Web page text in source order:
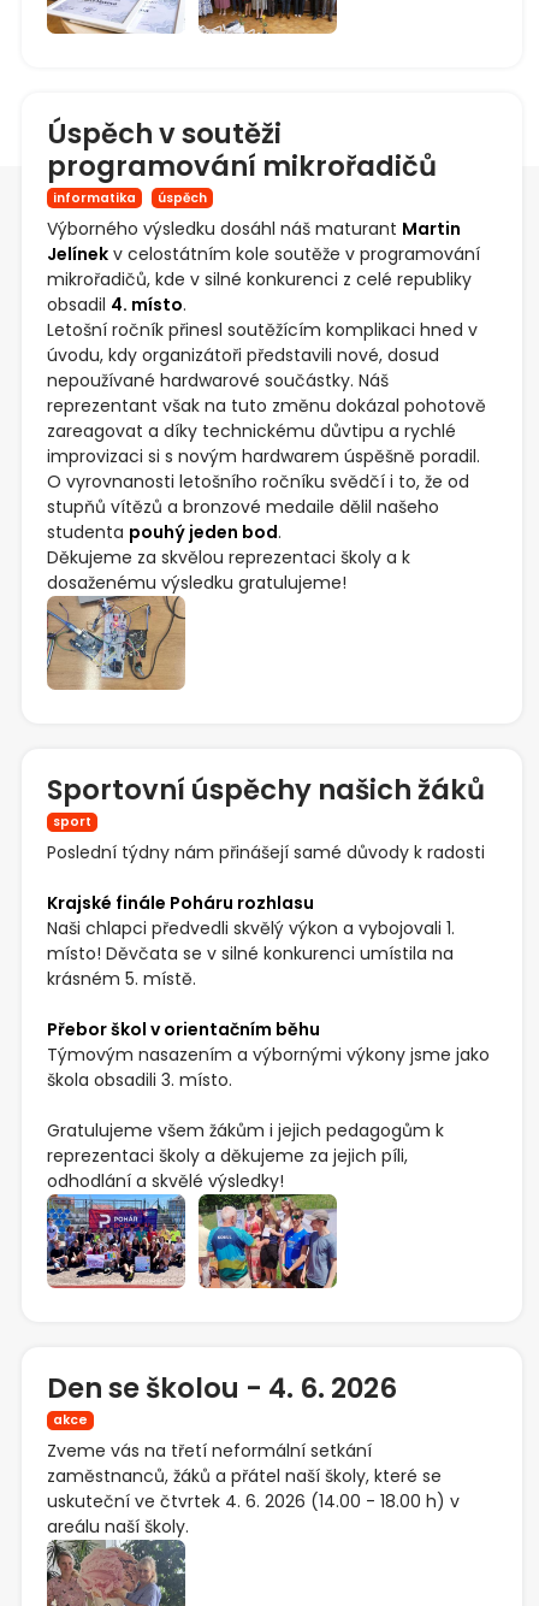
Úspěch v soutěži
programování mikrořadičů
informatika úspěch
Výborného výsledku dosáhl náš maturant Martin
Jelínek v celostátním kole soutěže v programování
mikrořadičů, kde v silné konkurenci z celé republiky
obsadil 4. místo.
Letošní ročník přinesl soutěžícím komplikaci hned v
úvodu, kdy organizátoři představili nové, dosud
nepoužívané hardwarové součástky. Náš
reprezentant však na tuto změnu dokázal pohotově
zareagovat a díky technickému důvtipu a rychlé
improvizaci si s novým hardwarem úspěšně poradil.
O vyrovnanosti letošního ročníku svědčí i to, že od
stupňů vítězů a bronzové medaile dělil našeho
studenta pouhý jeden bod.
Děkujeme za skvělou reprezentaci školy a k
dosaženému výsledku gratulujeme!
Sportovní úspěchy našich žáků
sport
Poslední týdny nám přinášejí samé důvody k radosti
Krajské finále Poháru rozhlasu
Naši chlapci předvedli skvělý výkon a vybojovali 1.
místo! Děvčata se v silné konkurenci umístila na
krásném 5. místě.
Přebor škol v orientačním běhu
Týmovým nasazením a výbornými výkony jsme jako
škola obsadili 3. místo.
Gratulujeme všem žákům i jejich pedagogům k
reprezentaci školy a děkujeme za jejich píli,
odhodlání a skvělé výsledky!
Den se školou - 4. 6. 2026
akce
Zveme vás na třetí neformální setkání
zaměstnanců, žáků a přátel naší školy, které se
uskuteční ve čtvrtek 4. 6. 2026 (14.00 - 18.00 h) v
areálu naší školy.